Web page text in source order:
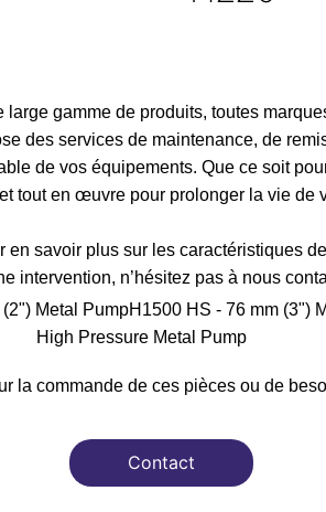
gamme de produits, toutes
des services de maintenance, de
de vos équipements. Que ce soit
tout en œuvre pour prolonger la vie de
savoir plus sur les caractéristiques
intervention, n’hésitez pas à nous
Metal PumpH1500 HS - 76 mm (3")
High Pressure Metal Pump
la commande de ces pièces ou de
Contact